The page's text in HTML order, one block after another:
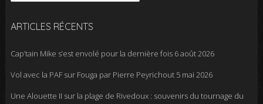
ARTICLES RÉCENTS
Cap’tain Mike s’est envolé pour la dernière fois 6 août 2026
Vol avec la PAF sur Fouga par Pierre Peyrichout 5 mai 2026
Une Alouette II sur la plage de Rivedoux : souvenirs du tournage du